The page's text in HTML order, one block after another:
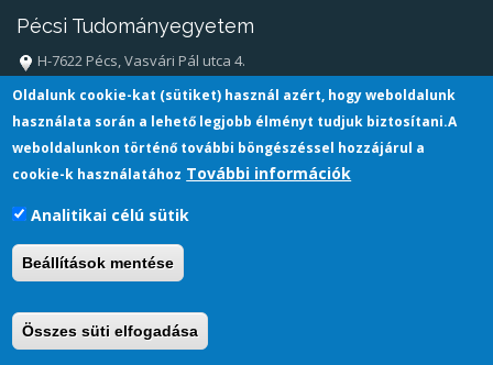
Pécsi Tudományegyetem
H-7622 Pécs, Vasvári Pál utca 4.
+36 72 501-500
info@pte.hu
Oldalunk cookie-kat (sütiket) használ azért, hogy weboldalunk
használata során a lehető legjobb élményt tudjuk biztosítani.A
weboldalunkon történő további böngészéssel hozzájárul a
cookie-k használatához További információk
Analitikai célú sütik
Beállítások mentése
Összes süti elfogadása